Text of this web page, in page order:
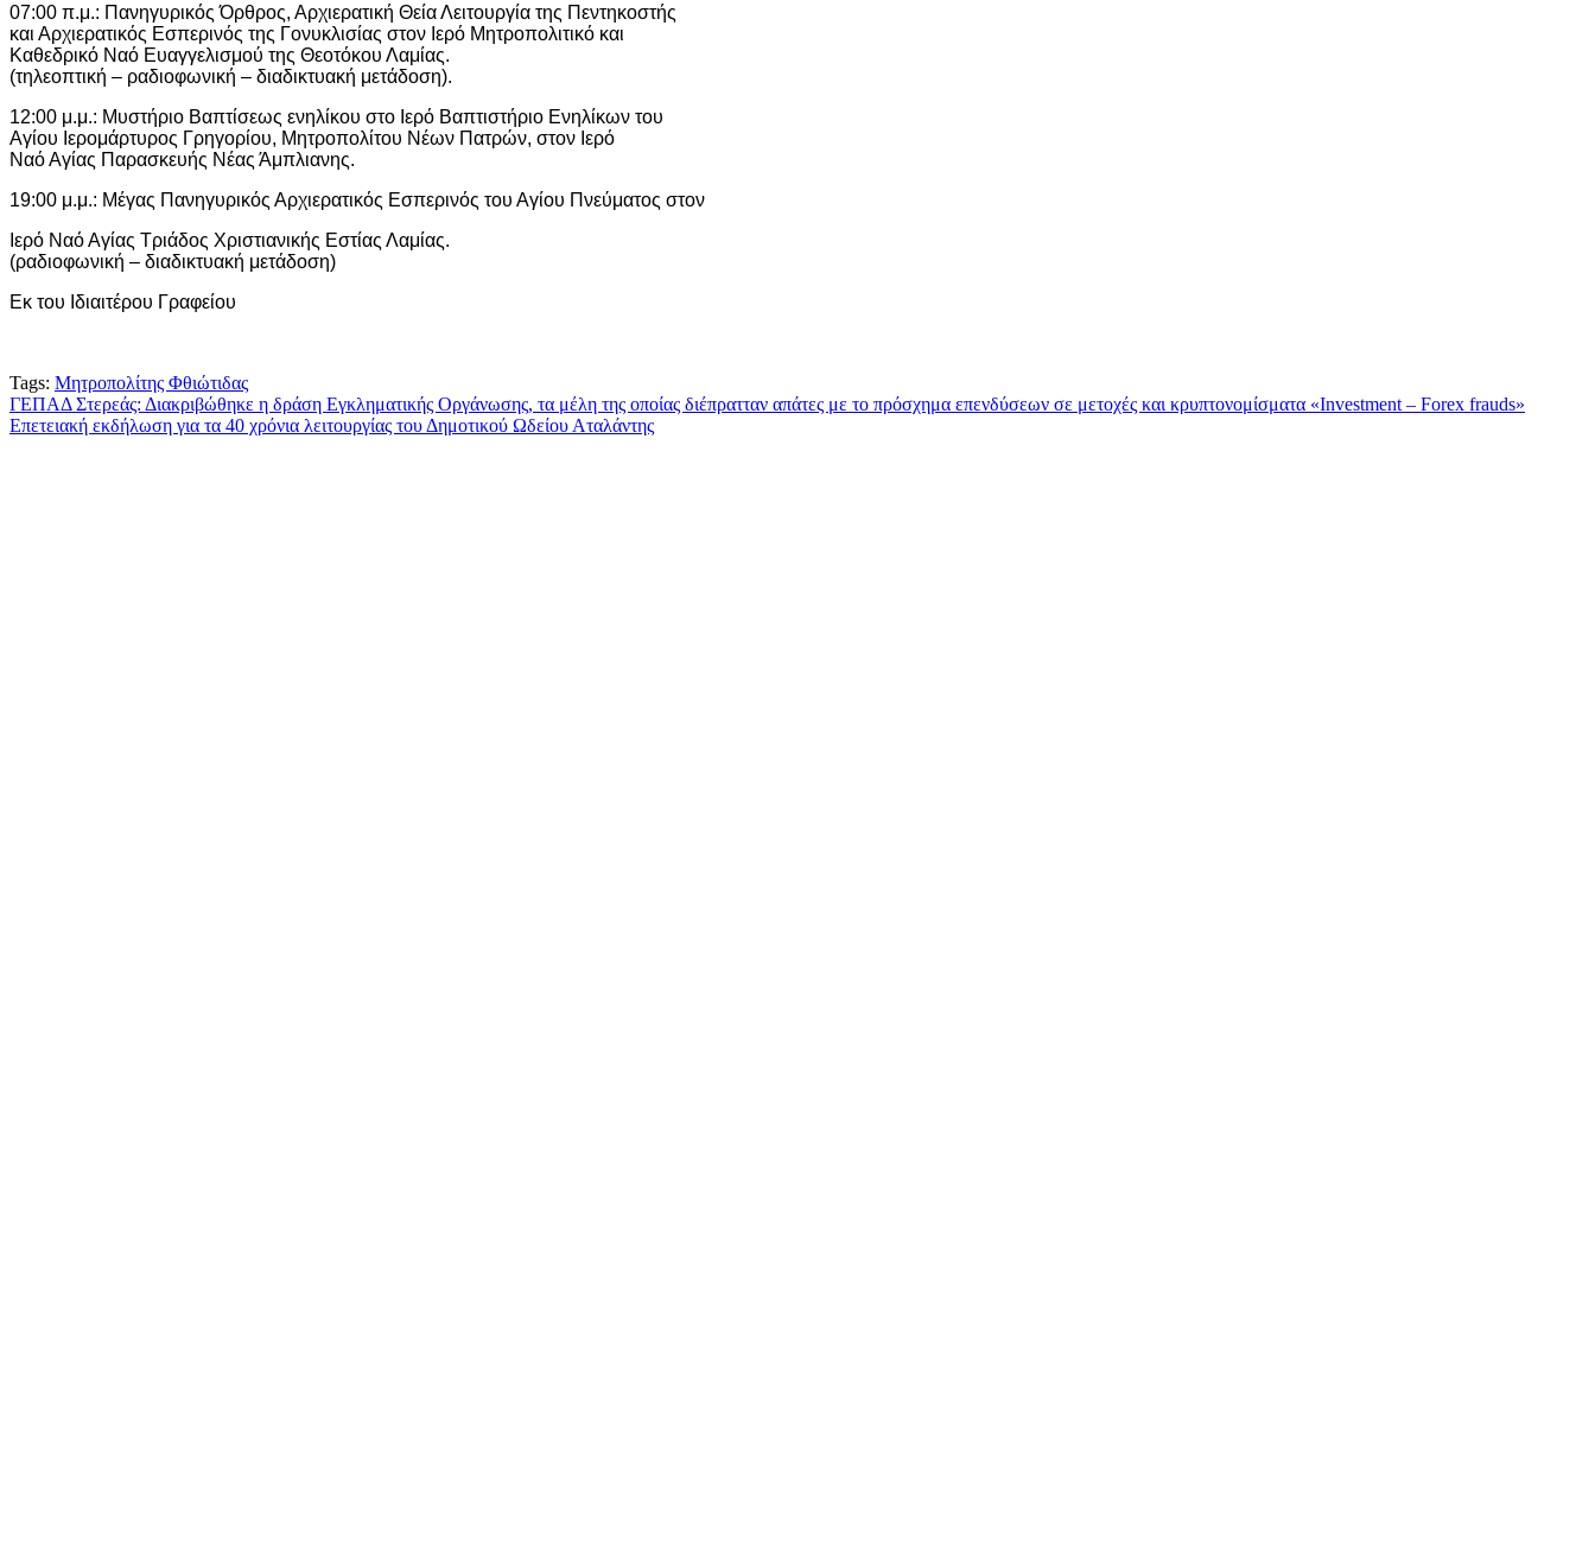
07:00 π.μ.: Πανηγυρικός Όρθρος, Αρχιερατική Θεία Λειτουργία της Πεντηκοστής
και Αρχιερατικός Εσπερινός της Γονυκλισίας στον Ιερό Μητροπολιτικό και
Καθεδρικό Ναό Ευαγγελισμού της Θεοτόκου Λαμίας.
(τηλεοπτική – ραδιοφωνική – διαδικτυακή μετάδοση).
12:00 μ.μ.: Μυστήριο Βαπτίσεως ενηλίκου στο Ιερό Βαπτιστήριο Ενηλίκων του
Αγίου Ιερομάρτυρος Γρηγορίου, Μητροπολίτου Νέων Πατρών, στον Ιερό
Ναό Αγίας Παρασκευής Νέας Άμπλιανης.
19:00 μ.μ.: Μέγας Πανηγυρικός Αρχιερατικός Εσπερινός του Αγίου Πνεύματος στον
Ιερό Ναό Αγίας Τριάδος Χριστιανικής Εστίας Λαμίας.
(ραδιοφωνική – διαδικτυακή μετάδοση)
Εκ του Ιδιαιτέρου Γραφείου
Tags: Μητροπολίτης Φθιώτιδας
Πλοήγηση
άρθρων
ΓΕΠΑΔ Στερεάς: Διακριβώθηκε η δράση Εγκληματικής Οργάνωσης, τα μέλη της οποίας διέπρατταν απάτες με το πρόσχημα επενδύσεων σε μετοχές και κρυπτονομίσματα «Investment – Forex frauds»
Επετειακή εκδήλωση για τα 40 χρόνια λειτουργίας του Δημοτικού Ωδείου Αταλάντης